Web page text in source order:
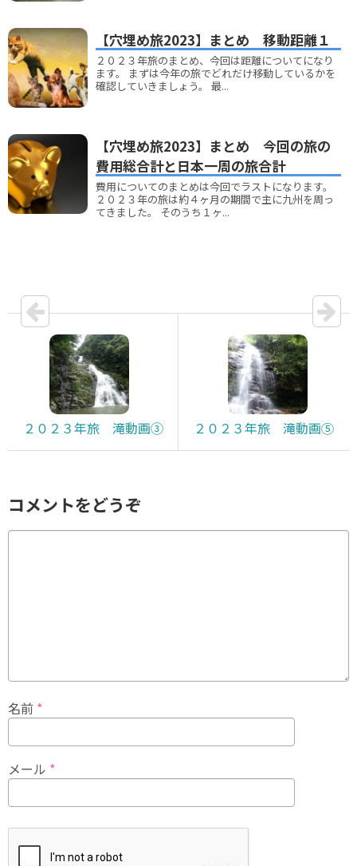
【穴埋め旅2023】まとめ 移動距離１
２０２３年旅のまとめ、今回は距離についてになり
ます。 まずは今年の旅でどれだけ移動しているかを
確認していきましょう。 最...
【穴埋め旅2023】まとめ 今回の旅の
費用総合計と日本一周の旅合計
費用についてのまとめは今回でラストになります。
２０２３年の旅は約４ヶ月の期間で主に九州を周っ
てきました。 そのうち１ヶ...
２０２３年旅 滝動画③ ２０２３年旅 滝動画⑤
コメントをどうぞ
名前 *
メール *